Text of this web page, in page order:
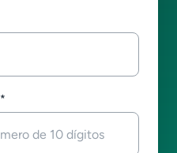
*